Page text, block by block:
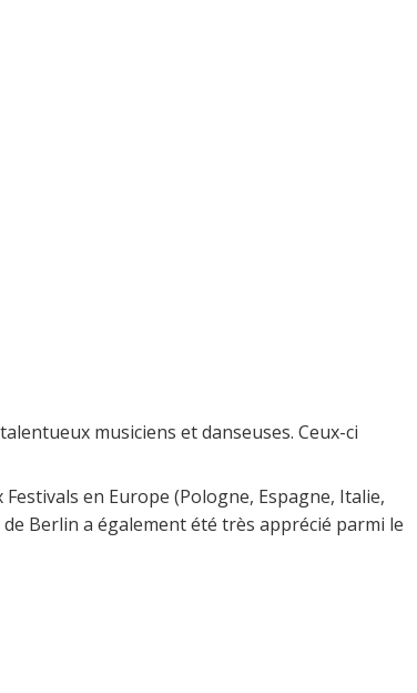
musiciens et danseuses. Ceux-ci
en Europe (Pologne, Espagne, Italie,
Berlin a également été très apprécié parmi le